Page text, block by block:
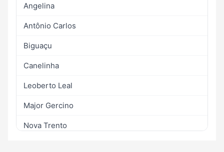
Angelina
Antônio Carlos
Biguaçu
Canelinha
Leoberto Leal
Major Gercino
Nova Trento